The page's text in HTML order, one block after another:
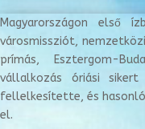
Magyarországon első
városmissziót,
prímás, Esztergom-
vállalkozás óriási
fellelkesítette, és
el.